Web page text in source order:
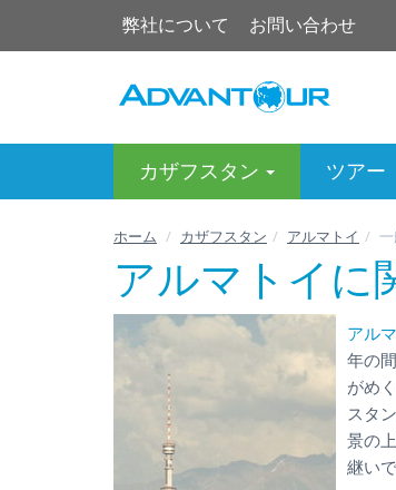
弊社について お問い合わせ
カザフスタン ツアー
ホーム カザフスタン アルマトイ
アルマトイに
アル
年の
がめ
スタ
景の
継い